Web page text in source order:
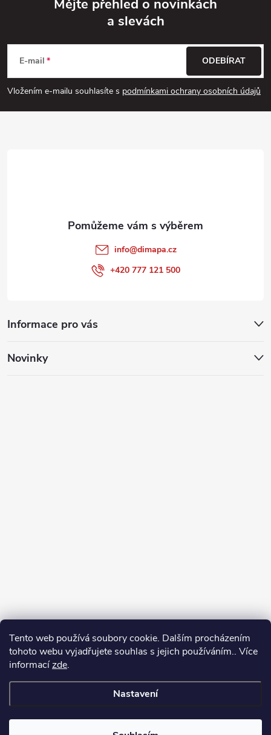
Tento web používá soubory cookie. Dalším procházením
tohoto webu vyjadřujete souhlas s jejich používáním.. Více
informacízde.
Nastavení
p
Mějte přehled o novinkách
a slevách
E-mail
Vložením e-mailu souhlasíte s podmínkami ochrany osobních údajů
ODEBÍRAT
Informace pro vás
Novinky
info@dimapa.cz
+420 777 121 500
Copyright 2026Můj e-shop. Všechna práva vyhrazena.